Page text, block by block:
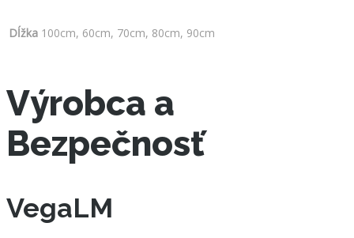
Dĺžka 100cm, 60cm, 70cm, 80cm, 90cm
Výrobca a
Bezpečnosť
VegaLM